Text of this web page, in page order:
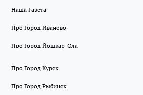
Наша Газета
Про Город Иваново
Про Город Йошкар-Ола
Про Город Курск
Про Город Рыбинск